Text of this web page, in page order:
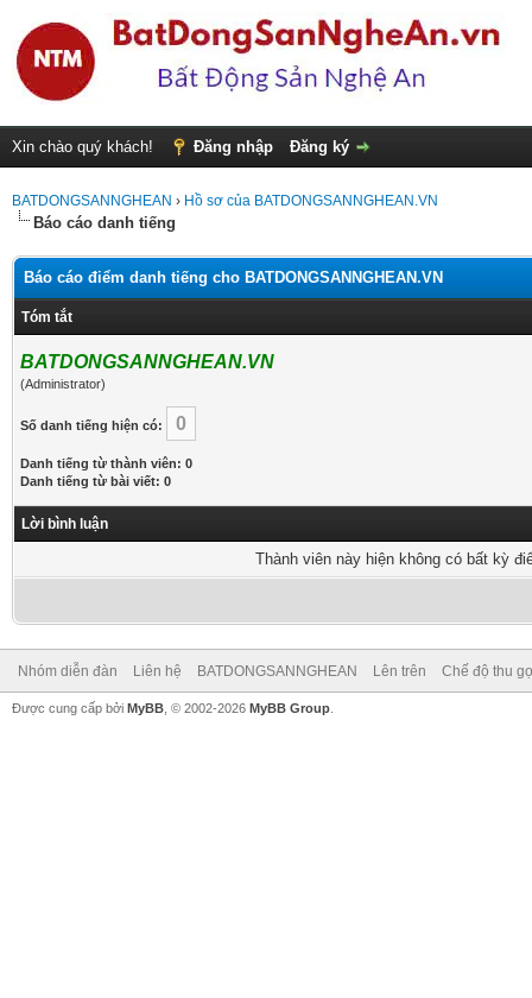
Xin chào quý khách! Đăng nhập Đăng ký
BATDONGSANNGHEAN › Hồ sơ của BATDONGSANNGHEAN.VN
Báo cáo danh tiếng
Báo cáo điểm danh tiếng cho BATDONGSANNGHEAN.VN
Tóm tắt
BATDONGSANNGHEAN.VN
(Administrator)
Số danh tiếng hiện có: 0
Danh tiếng từ thành viên: 0
Danh tiếng từ bài viết: 0
Lời bình luận
Thành viên này hiện không có bất kỳ
Nhóm diễn đàn Liên hệ BATDONGSANNGHEAN Lên trên Chế độ thu
Được cung cấp bởi MyBB , © 2002-2026 MyBB Group